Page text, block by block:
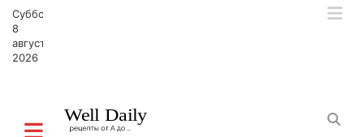
Суббота,
8
августа,
2026